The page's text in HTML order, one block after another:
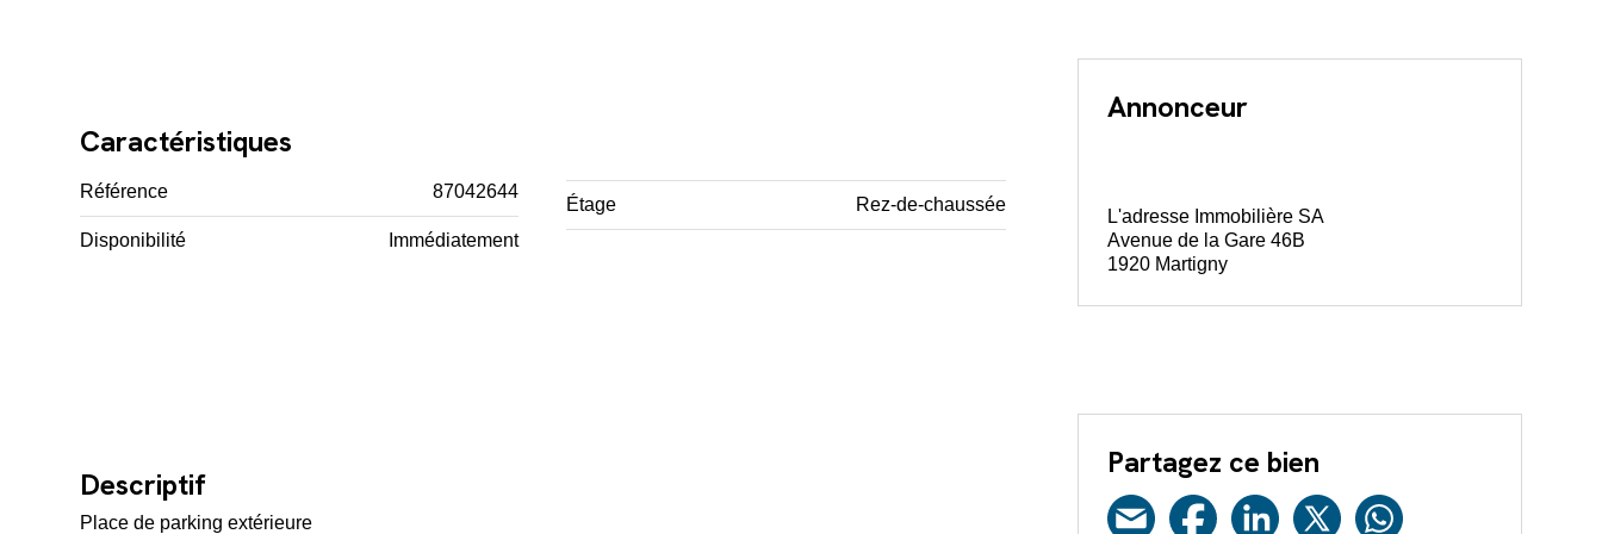
Caractéristiques
Référence 87042644
Disponibilité Immédiatement
Étage Rez-de-chaussée
Descriptif
Place de parking extérieure
Annonceur
L'adresse Immobilière SA
Avenue de la Gare 46B
1920 Martigny
Partagez ce bien